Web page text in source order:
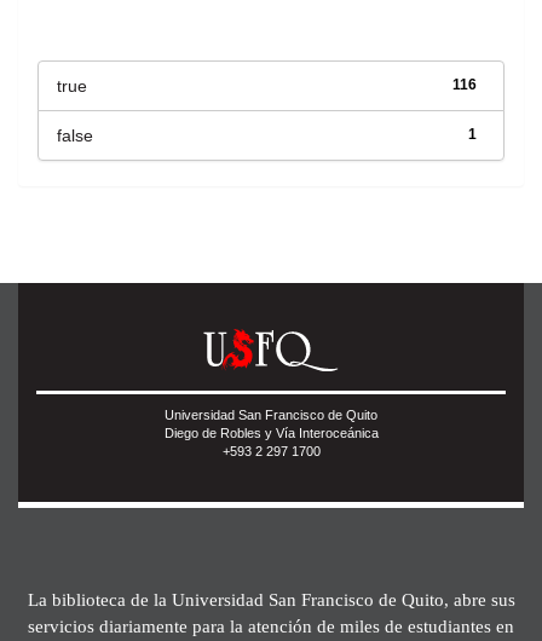
116
true
1
false
Universidad San Francisco de Quito
Diego de Robles y Vía Interoceánica
+593 2 297 1700
La biblioteca de la Universidad San Francisco de Quito, abre sus
servicios diariamente para la atención de miles de estudiantes en